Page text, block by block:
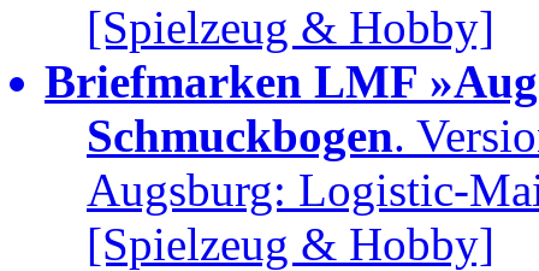
[Spielzeug & Hobby]
Briefmarken LMF
Schmuckbogen.
Augsburg: Logistic-
[Spielzeug & Hobby]